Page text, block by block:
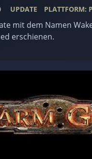
UPDATE PLATTFORM:
mit dem Namen
erschienen.